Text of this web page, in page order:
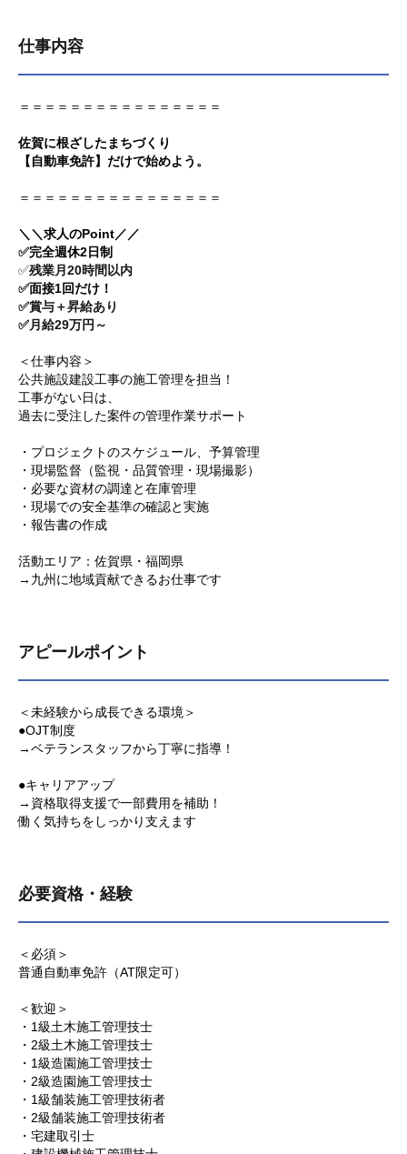
仕事内容
＝＝＝＝＝＝＝＝＝＝＝＝＝＝＝＝
佐賀に根ざしたまちづくり
【自動車免許】だけで始めよう。
＝＝＝＝＝＝＝＝＝＝＝＝＝＝＝＝
＼＼求人のPoint／／
✅完全週休2日制
✅残業月20時間以内
✅面接1回だけ！
✅賞与＋昇給あり
✅月給29万円～
＜仕事内容＞
公共施設建設工事の施工管理を担当！
工事がない日は、
過去に受注した案件の管理作業サポート
・プロジェクトのスケジュール、予算管理
・現場監督（監視・品質管理・現場撮影）
・必要な資材の調達と在庫管理
・現場での安全基準の確認と実施
・報告書の作成
活動エリア：佐賀県・福岡県
→九州に地域貢献できるお仕事です
アピールポイント
＜未経験から成長できる環境＞
●OJT制度
→ベテランスタッフから丁寧に指導！
●キャリアアップ
→資格取得支援で一部費用を補助！
働く気持ちをしっかり支えます
必要資格・経験
＜必須＞
普通自動車免許（AT限定可）
＜歓迎＞
・1級土木施工管理技士
・2級土木施工管理技士
・1級造園施工管理技士
・2級造園施工管理技士
・1級舗装施工管理技術者
・2級舗装施工管理技術者
・宅建取引士